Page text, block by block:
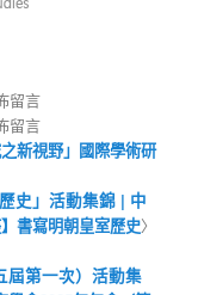
留言
留言
新視野」國際學術研
史」活動集錦 | 中
】書寫明朝皇室歷史〉
屆第一次）活動集